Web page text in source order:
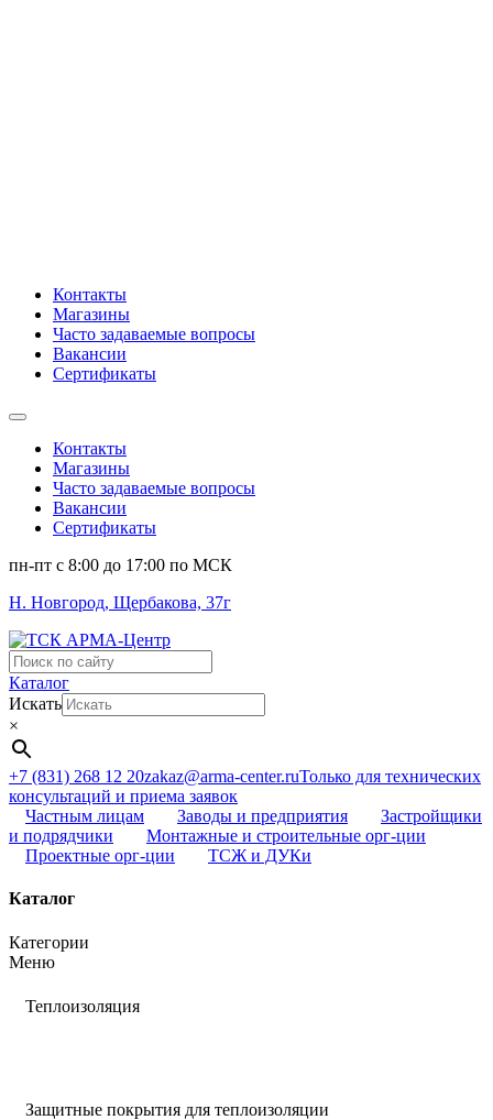
Контакты
Магазины
Часто задаваемые вопросы
Вакансии
Сертификаты
Контакты
Магазины
Часто задаваемые вопросы
Вакансии
Сертификаты
пн-пт c 8:00 до 17:00 по МСК
Н. Новгород, Щербакова, 37г
Поиск
...
Каталог
Искать
×
+7 (831) 268 12 20zakaz@arma-center.ruТолько для технических
консультаций и приема заявок
Частным лицам
Заводы и предприятия
Застройщики
и подрядчики
Монтажные и строительные орг-ции
Проектные орг-ции
ТСЖ и ДУКи
Каталог
Категории
Меню
Теплоизоляция
Защитные покрытия для теплоизоляции